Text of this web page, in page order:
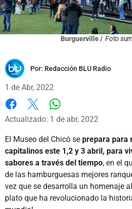
Burguerville / Foto
Por: Redacción BLU Radio
1 de Abr, 2022
Facebook
X
Actualizado: 1 de abr, 2022
El Museo del Chicó se prepara para
capitalinos este 1,2 y 3 abril, para
sabores a través del tiempo, en el
de las hamburguesas mejores
vez que se desarrolla un homenaje
plato que ha revolucionado la